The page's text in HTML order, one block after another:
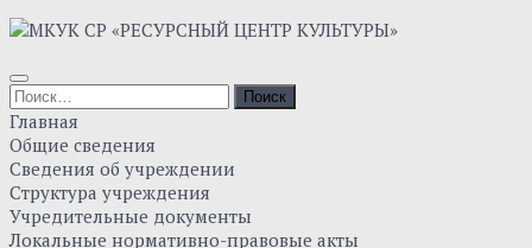
Skip
content
Найти:
Главная
Общие сведения
Сведения об учреждении
Структура учреждения
Учредительные документы
Локальные нормативно-правовые акты